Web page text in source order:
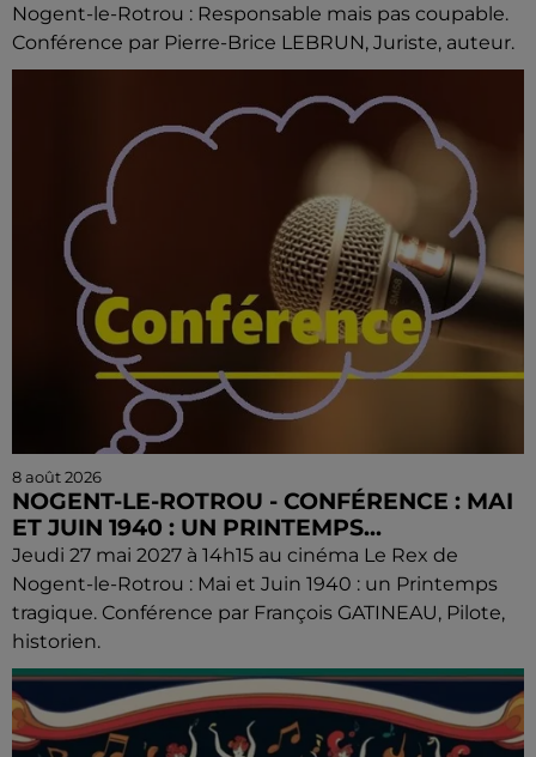
Nogent-le-Rotrou : Responsable mais pas coupable.
Conférence par Pierre-Brice LEBRUN, Juriste, auteur.
8 août 2026
NOGENT-LE-ROTROU - CONFÉRENCE : MAI
ET JUIN 1940 : UN PRINTEMPS...
Jeudi 27 mai 2027 à 14h15 au cinéma Le Rex de
Nogent-le-Rotrou : Mai et Juin 1940 : un Printemps
tragique. Conférence par François GATINEAU, Pilote,
historien.